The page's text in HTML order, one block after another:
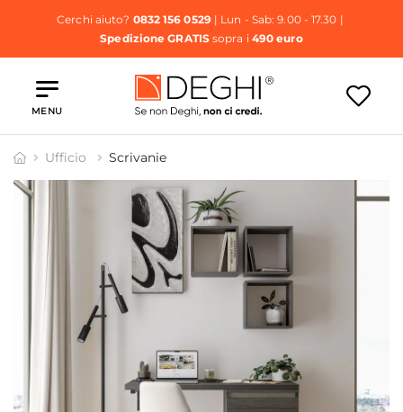
Cerchi aiuto? 0832 156 0529| Lun - Sab: 9.00 - 17.30 |
Spedizione GRATISsopra i 490 euro
MENU
Ufficio Scrivanie